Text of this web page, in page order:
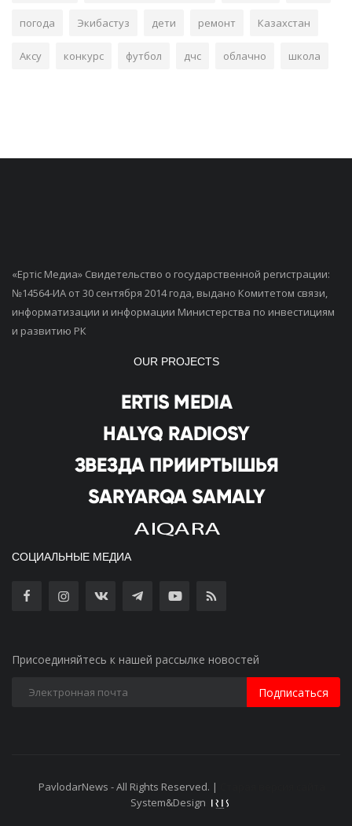
погода Экибастуз дети ремонт Казахстан
Аксу конкурс футбол дчс облачно школа
«Ертiс Медиа» Свидетельство о государственной регистрации:
№14564-ИА от 30 сентября 2014 года, выдано Комитетом связи,
информатизации и информации Министерства по инвестициям
и развитию РК
OUR PROJECTS
СОЦИАЛЬНЫЕ МЕДИА
Присоединяйтесь к нашей рассылке новостей
Подписаться
PavlodarNews - All Rights Reserved. |
System&Design